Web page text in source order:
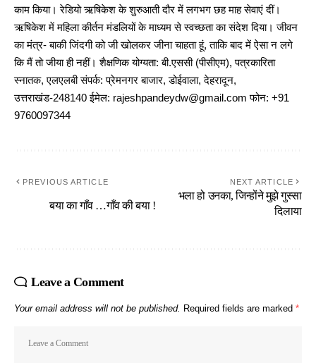
काम किया। रेडियो ऋषिकेश के शुरुआती दौर में लगभग छह माह सेवाएं दीं।
ऋषिकेश में महिला कीर्तन मंडलियों के माध्यम से स्वच्छता का संदेश दिया। जीवन
का मंत्र- बाकी जिंदगी को जी खोलकर जीना चाहता हूं, ताकि बाद में ऐसा न लगे
कि मैं तो जीया ही नहीं। शैक्षणिक योग्यता: बी.एससी (पीसीएम), पत्रकारिता
स्नातक, एलएलबी संपर्क: प्रेमनगर बाजार, डोईवाला, देहरादून,
उत्तराखंड-248140 ईमेल: rajeshpandeydw@gmail.com फोन: +91
9760097344
PREVIOUS ARTICLE
बया का गाँव …गाँव की बया !
NEXT ARTICLE
भला हो उनका, जिन्होंने मुझे गुस्सा
दिलाया
Leave a Comment
Your email address will not be published. Required fields are marked *